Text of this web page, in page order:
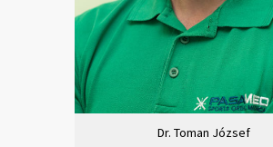
Dr. Toman József